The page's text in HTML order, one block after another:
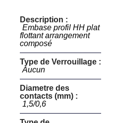
Description :
Embase profil HH plat
flottant arrangement
composé
Type de Verrouillage :
Aucun
Diametre des
contacts (mm) :
1,5/0,6